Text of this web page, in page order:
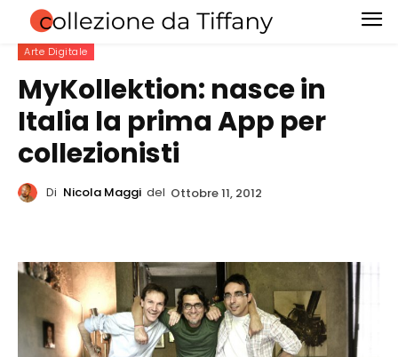
Arte Digitale
MyKollektion: nasce in
Italia la prima App per
collezionisti
Di Nicola Maggi del Ottobre 11, 2012